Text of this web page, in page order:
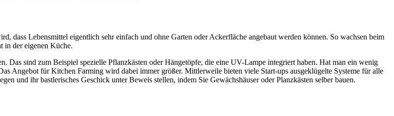
dass Lebensmittel eigentlich sehr einfach und ohne Garten oder Ackerfläche angebaut werden können. So wachsen beim
in der eigenen Küche.
Das sind zum Beispiel spezielle Pflanzkästen oder Hängetöpfe, die eine UV-Lampe integriert haben. Hat man ein wenig
Angebot für Kitchen Farming wird dabei immer größer. Mittlerweile bieten viele Start-ups ausgeklügelte Systeme für alle
und ihr bastlerisches Geschick unter Beweis stellen, indem Sie Gewächshäuser oder Planzkästen selber bauen.